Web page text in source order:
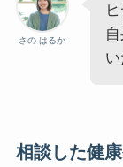
さの はるか
い
相談した健